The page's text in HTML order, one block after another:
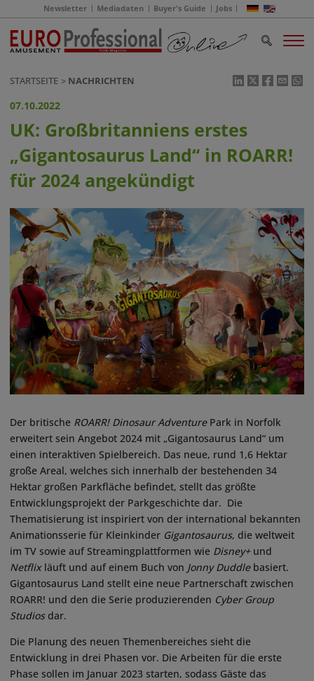
Newsletter Mediadaten Buyer's Guide Jobs
STARTSEITE NACHRICHTEN
07.10.2022
UK: Großbritanniens erstes
„Gigantosaurus Land“ in ROARR!
für 2024 angekündigt
Der britische ROARR! Dinosaur AdventurePark in Norfolk
erweitert sein Angebot 2024 mit „Gigantosaurus Land“ um
einen interaktiven Spielbereich. Das neue, rund 1,6 Hektar
große Areal, welches sich innerhalb der bestehenden 34
Hektar großen Parkfläche befindet, stellt das größte
Entwicklungsprojekt der Parkgeschichte dar. Die
Thematisierung ist inspiriert von der international bekannten
Animationsserie für Kleinkinder Gigantosaurus, die weltweit
im TV sowie auf Streamingplattformen wie Disney+und
Netflixläuft und auf einem Buch von Jonny Duddlebasiert.
Gigantosaurus Land stellt eine neue Partnerschaft zwischen
ROARR! und den die Serie produzierenden Cyber Group
Studiosdar.
Die Planung des neuen Themenbereiches sieht die
Entwicklung in drei Phasen vor. Die Arbeiten für die erste
Phase sollen im Januar 2023 starten, sodass Gäste das